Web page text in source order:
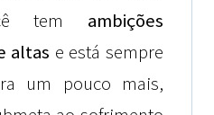
tem ambições
altas e está sempre
um pouco mais,